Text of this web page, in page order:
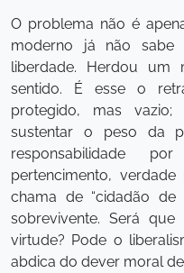
O problema não é
moderno já não
liberdade. Herdou um
sentido. É esse o
protegido, mas
sustentar o peso da
responsabilidade
pertencimento,
chama de “cidadão
sobrevivente. Será
virtude? Pode o
abdica do dever moral